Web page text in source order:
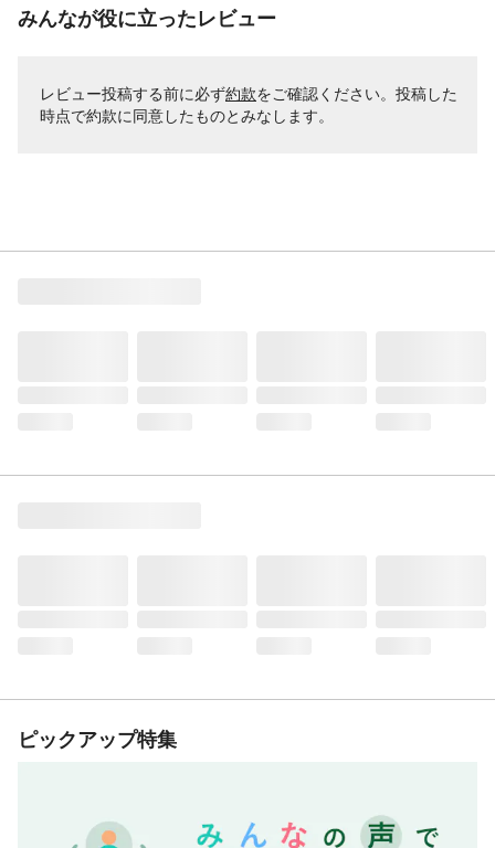
みんなが役に立ったレビュー
レビュー投稿する前に必ず約款をご確認ください。投稿した
時点で約款に同意したものとみなします。
ピックアップ特集